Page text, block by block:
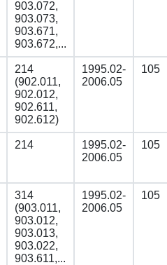
903.072,
903.073,
903.671,
903.672,...
214
(902.011,
902.012,
902.611,
902.612)
1995.02-
2006.05
105
214
1995.02-
2006.05
105
314
(903.011,
903.012,
903.013,
903.022,
903.611,...
1995.02-
2006.05
105